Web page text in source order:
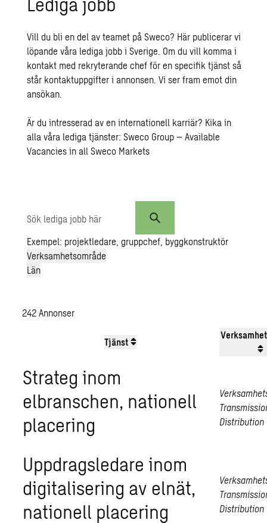
Vill du bli en del av teamet på Sweco? Här publicerar vi
löpande våra lediga jobb i Sverige. Om du vill komma i
kontakt med rekryterande chef för en specifik tjänst så
står kontaktuppgifter i annonsen. Vi ser fram emot din
ansökan.
Är du intresserad av en internationell karriär? Kika in
alla våra lediga tjänster:Sweco Group – Available
Vacancies in all Sweco Markets
lediga
jobb
här
Exempel: projektledare, gruppchef, byggkonstruktör
Verksamhetsområde
Län
242 Annonser
Tjänst
Strateg inom
elbranschen, nationell
placering
Distribution
Uppdragsledare inom
digitalisering av elnät,
nationell placering
Distribution